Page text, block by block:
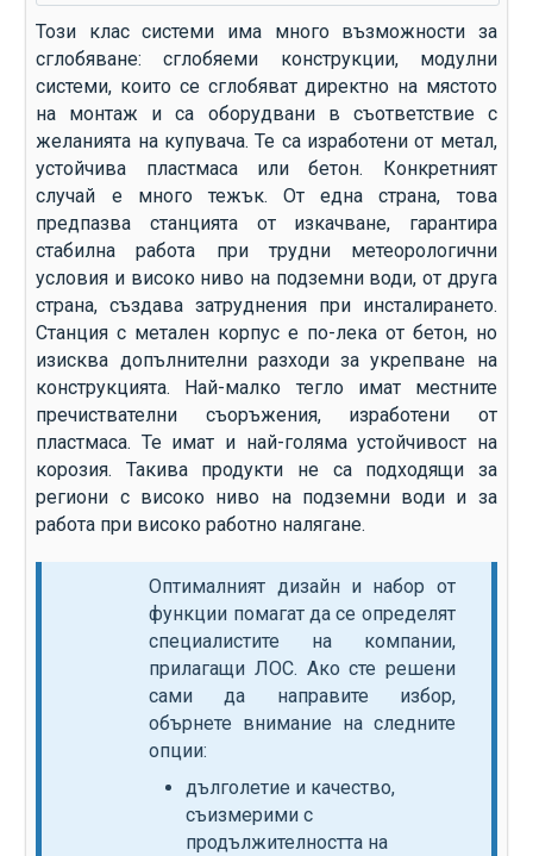
Този клас системи има много възможности за
сглобяване: сглобяеми конструкции, модулни
системи, които се сглобяват директно на мястото
на монтаж и са оборудвани в съответствие с
желанията на купувача. Те са изработени от метал,
устойчива пластмаса или бетон. Конкретният
случай е много тежък. От една страна, това
предпазва станцията от изкачване, гарантира
стабилна работа при трудни метеорологични
условия и високо ниво на подземни води, от друга
страна, създава затруднения при инсталирането.
Станция с метален корпус е по-лека от бетон, но
изисква допълнителни разходи за укрепване на
конструкцията. Най-малко тегло имат местните
пречиствателни съоръжения, изработени от
пластмаса. Те имат и най-голяма устойчивост на
корозия. Такива продукти не са подходящи за
региони с високо ниво на подземни води и за
работа при високо работно налягане.
Оптималният дизайн и набор от
функции помагат да се определят
специалистите на компании,
прилагащи ЛОС. Ако сте решени
сами да направите избор,
обърнете внимание на следните
опции:
дълголетие и качество,
съизмерими с
продължителността на